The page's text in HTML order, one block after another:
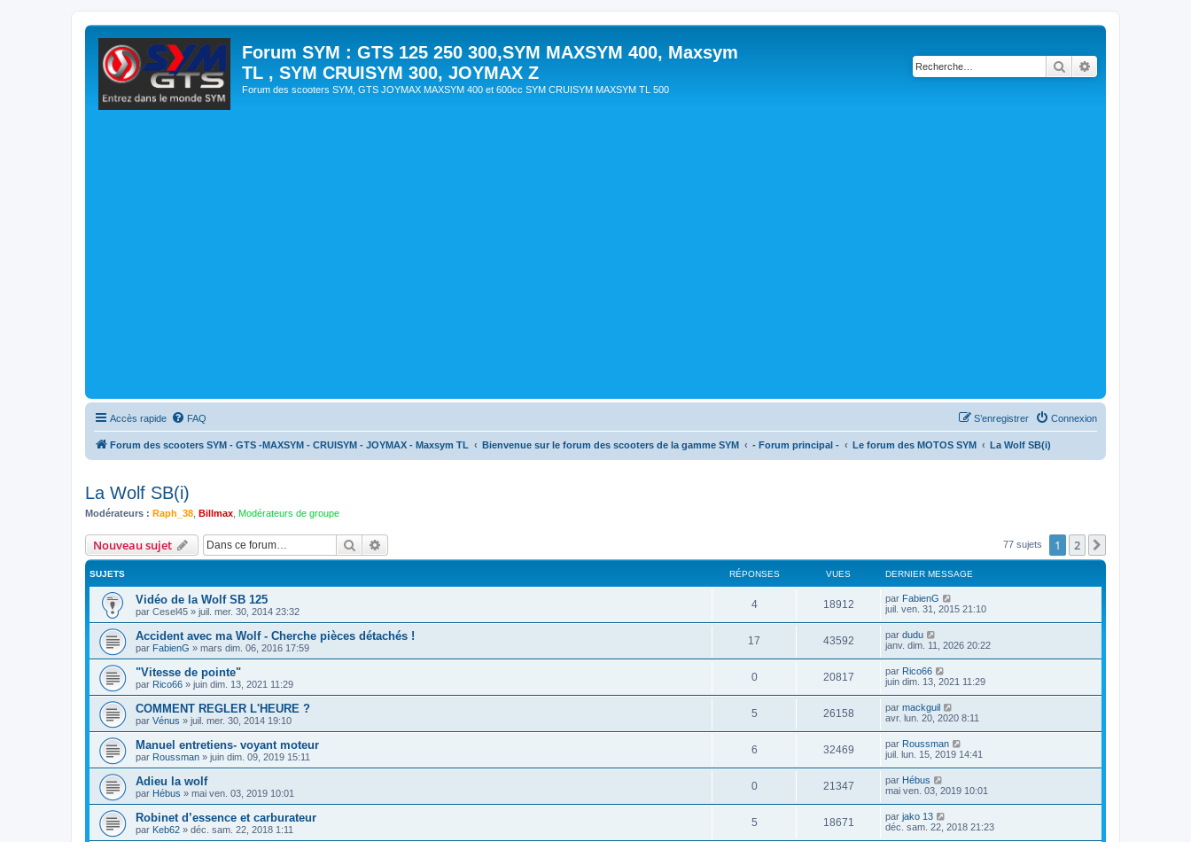
Forum SYM : GTS 125 250 300,SYM MAXSYM 400, Maxsym
TL , SYM CRUISYM 300, JOYMAX Z
Forum des scooters SYM, GTS JOYMAX MAXSYM 400 et 600cc SYM CRUISYM MAXSYM TL 500
Rechercher
Accès rapide FAQ Connexion
S’enregistrer
Forum des scooters SYM - GTS -MAXSYM - CRUISYM - JOYMAX - Maxsym TL Bienvenue sur le forum des scooters de la gamme SYM - Forum principal - Le forum des MOTOS SYM La Wolf SB(i)
La Wolf SB(i)
Modérateurs : Raph_38 Billmax Modérateurs de groupe
Nouveau sujet Rechercher 77 sujets 1 2
SUJETS RÉPONSES VUES DERNIER MESSAGE
Vidéo de la Wolf SB 125
par Cesel45 » juil. mer. 30, 2014 23:32
4 18912 par FabienG
juil. ven. 31, 2015 21:10
Accident avec ma Wolf - Cherche pièces détachés !
par FabienG » mars dim. 06, 2016 17:59
17 43592 par dudu
janv. dim. 11, 2026 20:22
"Vitesse de pointe"
par Rico66 » juin dim. 13, 2021 11:29
0 20817 par Rico66
juin dim. 13, 2021 11:29
COMMENT REGLER L'HEURE ?
par Vénus » juil. mer. 30, 2014 19:10
5 26158 par mackguil
avr. lun. 20, 2020 8:11
Manuel entretiens- voyant moteur
par Roussman » juin dim. 09, 2019 15:11
6 32469 par Roussman
juil. lun. 15, 2019 14:41
Adieu la wolf
par Hébus » mai ven. 03, 2019 10:01
0 21347 par Hébus
mai ven. 03, 2019 10:01
Robinet d’essence et carburateur
par Keb62 » déc. sam. 22, 2018 1:11
5 18671 par jako 13
déc. sam. 22, 2018 21:23